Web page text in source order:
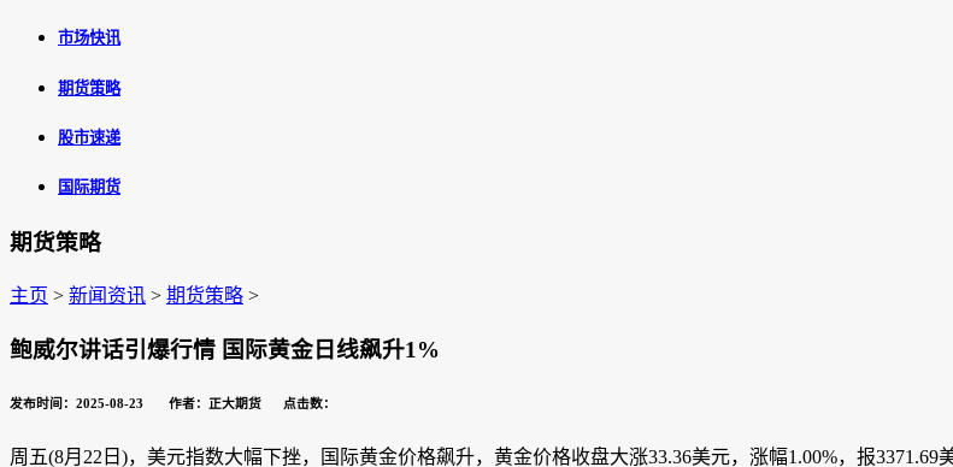
市场快讯
期货策略
股市速递
国际期货
期货策略
主页 > 新闻资讯 > 期货策略 >
鲍威尔讲话引爆行情 国际黄金日线飙升1%
发布时间：2025-08-23 作者：正大期货 点击数：
周五(8月22日)，美元指数大幅下挫，国际黄金价格飙升，黄金价格收盘大涨33.36美元，涨幅1.00%，报